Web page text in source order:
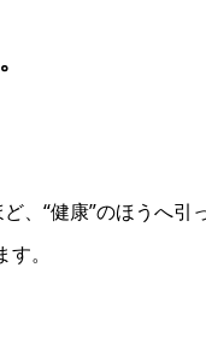
、“健康”のほうへ
。